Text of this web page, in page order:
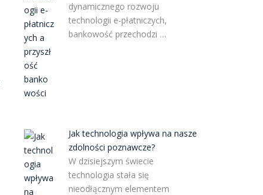
dynamicznego rozwoju
technologii e-płatniczych,
bankowość przechodzi …
Jak technologia wpływa na nasze
zdolności poznawcze?
W dzisiejszym świecie
technologia stała się
nieodłącznym elementem